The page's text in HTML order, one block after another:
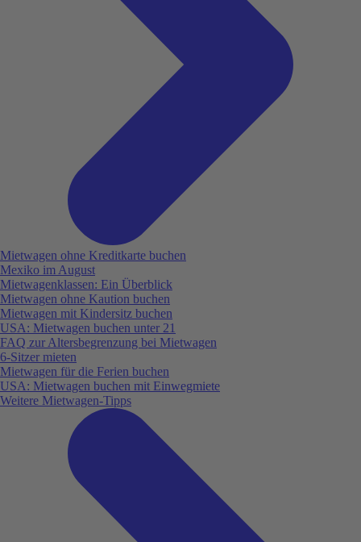
Mietwagen ohne Kreditkarte buchen
Mexiko im August
Mietwagenklassen: Ein Überblick
Mietwagen ohne Kaution buchen
Mietwagen mit Kindersitz buchen
USA: Mietwagen buchen unter 21
FAQ zur Altersbegrenzung bei Mietwagen
6-Sitzer mieten
Mietwagen für die Ferien buchen
USA: Mietwagen buchen mit Einwegmiete
Weitere Mietwagen-Tipps